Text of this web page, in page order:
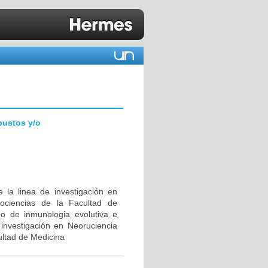
y/o
la linea de investigación en
de la Facultad de
de inmunologia evolutiva e
en Neoruciencia
de Medicina